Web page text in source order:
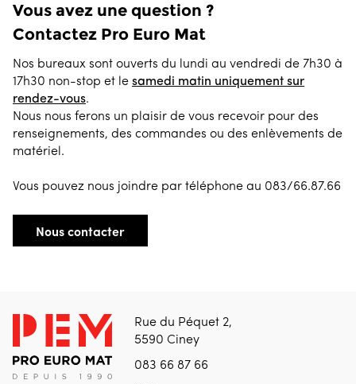
Vous avez une question ?
Contactez Pro Euro Mat
Nos bureaux sont ouverts du lundi au vendredi de 7h30 à
17h30 non-stop et le samedi matin uniquement sur
rendez-vous.
Nous nous ferons un plaisir de vous recevoir pour des
renseignements, des commandes ou des enlèvements de
matériel.
Vous pouvez nous joindre par téléphone au 083/66.87.66
Nous contacter
Rue du Péquet 2,
5590 Ciney
083 66 87 66